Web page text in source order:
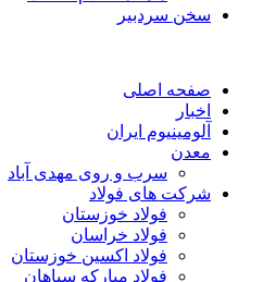
سخن سردبیر
صفحه اصلی
اخبار
آلومینیوم ایران
معدن
سرب و روی مهدی آباد
شرکت های فولاد
فولاد خوزستان
فولاد خراسان
فولاد اکسین خوزستان
فولاد مبارکه سپاهان